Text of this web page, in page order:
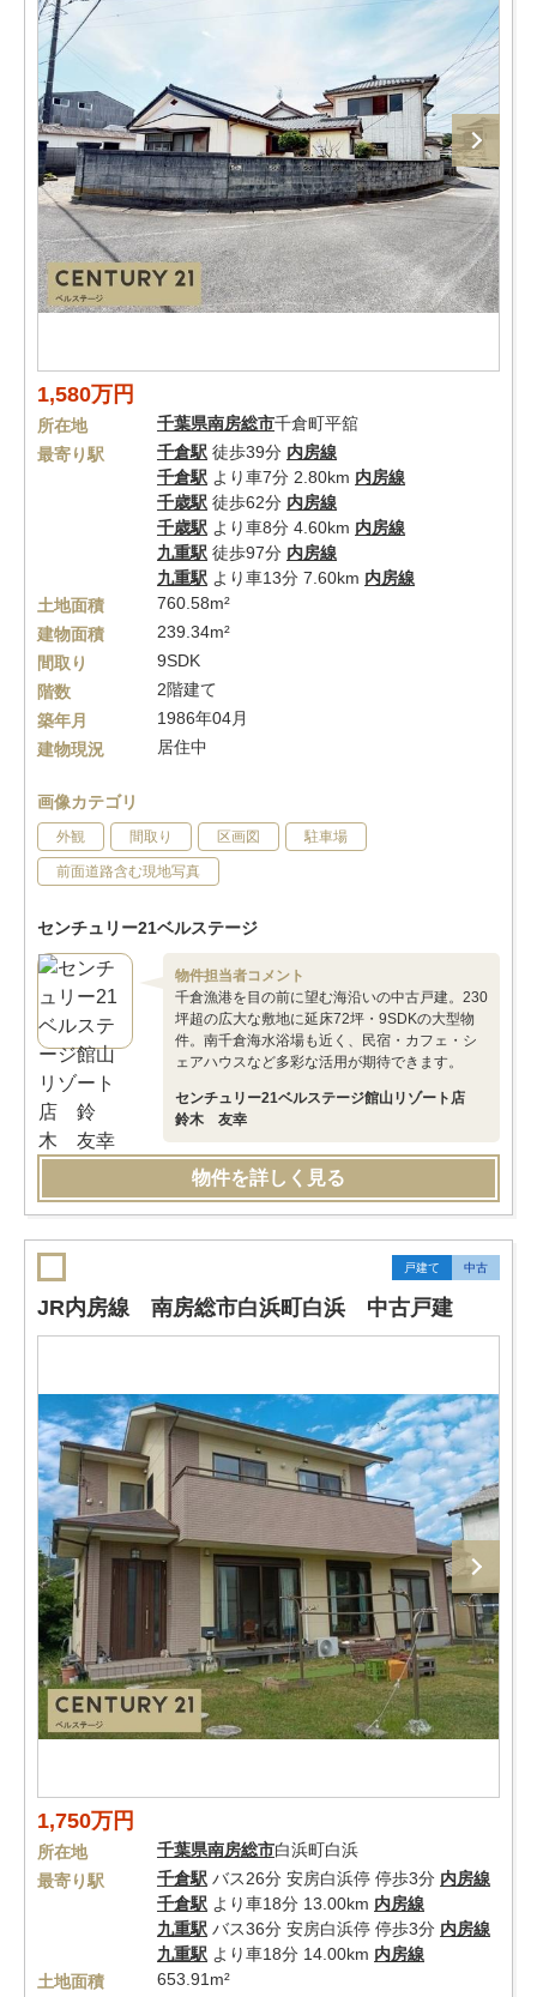
1,580万円
所在地 千葉県南房総市千倉町平舘
最寄り駅
千倉駅 徒歩39分 内房線
千倉駅 より車7分 2.80km 内房線
千歳駅 徒歩62分 内房線
千歳駅 より車8分 4.60km 内房線
九重駅 徒歩97分 内房線
九重駅 より車13分 7.60km 内房線
土地面積
760.58m²
建物面積
239.34m²
間取り
9SDK
階数
2階建て
築年月
1986年04月
建物現況
居住中
画像カテゴリ
外観 間取り 区画図 駐車場
前面道路含む現地写真
センチュリー21ベルステージ
物件担当者コメント
千倉漁港を目の前に望む海沿いの中古戸建。230
坪超の広大な敷地に延床72坪・9SDKの大型物
件。南千倉海水浴場も近く、民宿・カフェ・シ
ェアハウスなど多彩な活用が期待できます。
センチュリー21ベルステージ館山リゾート店
鈴木 友幸
物件を詳しく見る
戸建て 中古
JR内房線 南房総市白浜町白浜 中古戸建
1,750万円
所在地 千葉県南房総市白浜町白浜
最寄り駅
千倉駅 バス26分 安房白浜停 停歩3分 内房線
千倉駅 より車18分 13.00km 内房線
九重駅 バス36分 安房白浜停 停歩3分 内房線
九重駅 より車18分 14.00km 内房線
土地面積
653.91m²